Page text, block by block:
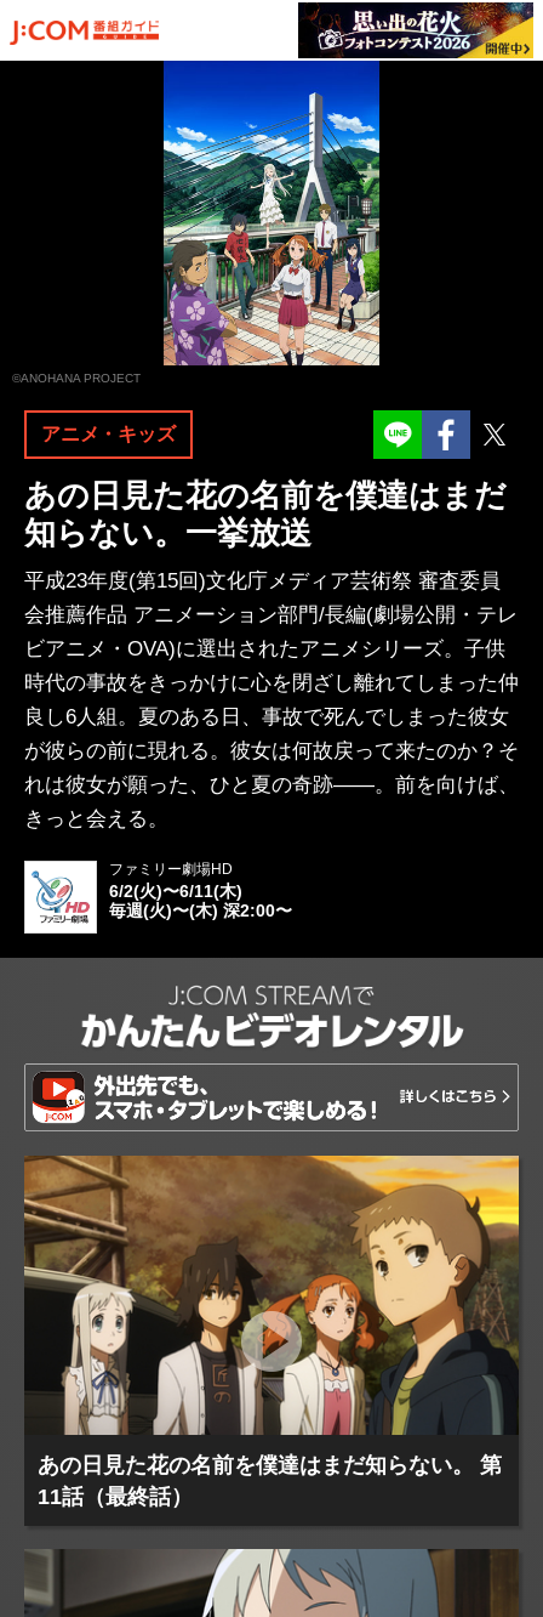
©ANOHANA PROJECT
アニメ・キッズ
あの日見た花の名前を僕達はまだ
知らない。一挙放送
平成23年度(第15回)文化庁メディア芸術祭 審査委員
会推薦作品 アニメーション部門/長編(劇場公開・テレ
ビアニメ・OVA)に選出されたアニメシリーズ。子供
時代の事故をきっかけに心を閉ざし離れてしまった仲
良し6人組。夏のある日、事故で死んでしまった彼女
が彼らの前に現れる。彼女は何故戻って来たのか？そ
れは彼女が願った、ひと夏の奇跡――。前を向けば、
きっと会える。
ファミリー劇場HD
6/2(火)〜6/11(木)
毎週(火)〜(木) 深2:00〜
あの日見た花の名前を僕達はまだ知らない。 第
11話（最終話）